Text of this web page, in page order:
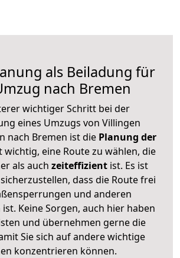
als Beiladung für
nach Bremen
wichtiger Schritt bei der
eines Umzugs von Villingen
nach Bremen ist die Planung der
wichtig, eine Route zu wählen, die
als auch zeiteffizientist. Es ist
dass die Route frei
und anderen
Keine Sorgen, auch hier haben
und übernehmen gerne die
Sie sich auf andere wichtige
konzentrieren können.